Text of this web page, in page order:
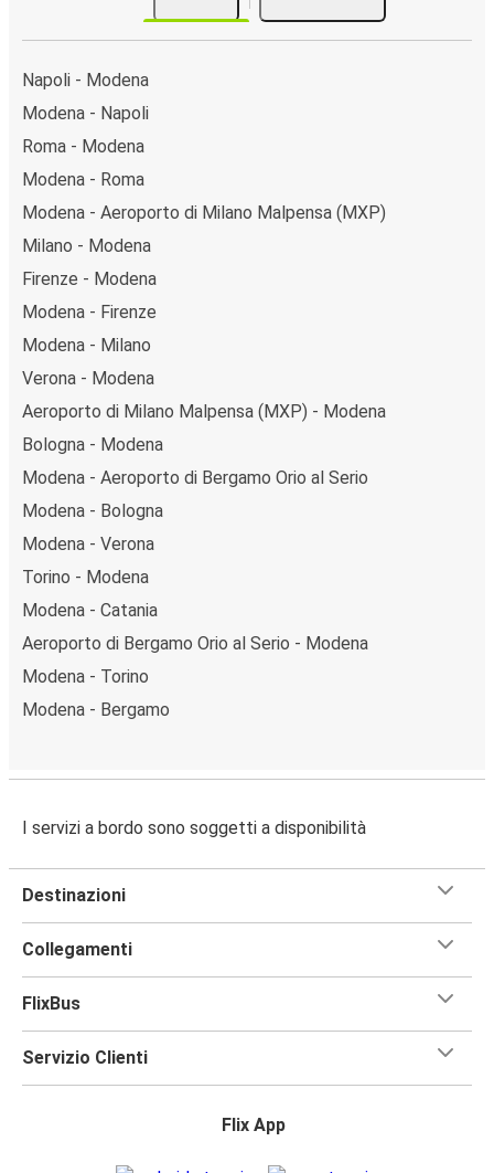
Napoli - Modena
Modena - Napoli
Roma - Modena
Modena - Roma
Modena - Aeroporto di Milano Malpensa (MXP)
Milano - Modena
Firenze - Modena
Modena - Firenze
Modena - Milano
Verona - Modena
Aeroporto di Milano Malpensa (MXP) - Modena
Bologna - Modena
Modena - Aeroporto di Bergamo Orio al Serio
Modena - Bologna
Modena - Verona
Torino - Modena
Modena - Catania
Aeroporto di Bergamo Orio al Serio - Modena
Modena - Torino
Modena - Bergamo
I servizi a bordo sono soggetti a disponibilità
Destinazioni
Collegamenti
FlixBus
Servizio Clienti
Flix App